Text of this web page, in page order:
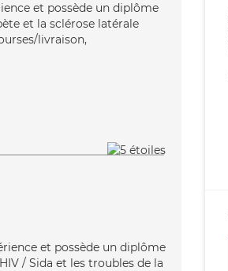
et possède un diplôme
et la sclérose latérale
livraison,
et possède un diplôme
/ Sida et les troubles de la